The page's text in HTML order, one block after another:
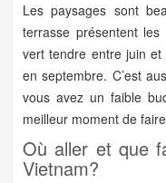
Les paysages sont
terrasse présentent les
vert tendre entre juin
en septembre. C’est
vous avez un faible
meilleur moment de
Où aller et que
Vietnam?